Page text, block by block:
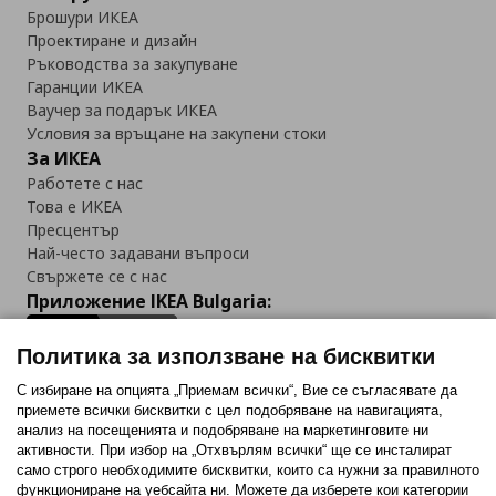
Брошури ИКЕА
Проектиране и дизайн
Ръководства за закупуване
Гаранции ИКЕА
Ваучер за подарък ИКЕА
Условия за връщане на закупени стоки
За ИКЕА
Работете с нас
Това е ИКЕА
Пресцентър
Най-често задавани въпроси
Свържете се с нас
Приложение IKEA Bulgaria:
Последвайте ни:
FacebookTwitterYoutubePinterestInstagram
Политика за използване на бисквитки
С избиране на опцията „Приемам всички“, Вие се съгласявате да
приемете всички бисквитки с цел подобряване на навигацията,
анализ на посещенията и подобряване на маркетинговите ни
активности. При избор на „Отхвърлям всички“ ще се инсталират
само строго необходимитe бисквитки, които са нужни за правилното
функциониране на уебсайта ни. Можете да изберете кои категории